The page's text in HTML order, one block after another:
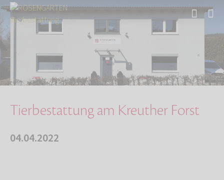
Start Über uns Aktuelles Tierbestattung am Kreuther Forst
Tierbestattung am Kreuther Forst
04.04.2022